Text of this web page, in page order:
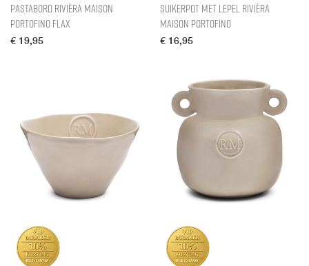
Pastabord Rivièra Maison
Portofino Flax
€ 19,95
Suikerpot met lepel Rivièra
Maison Portofino
€ 16,95